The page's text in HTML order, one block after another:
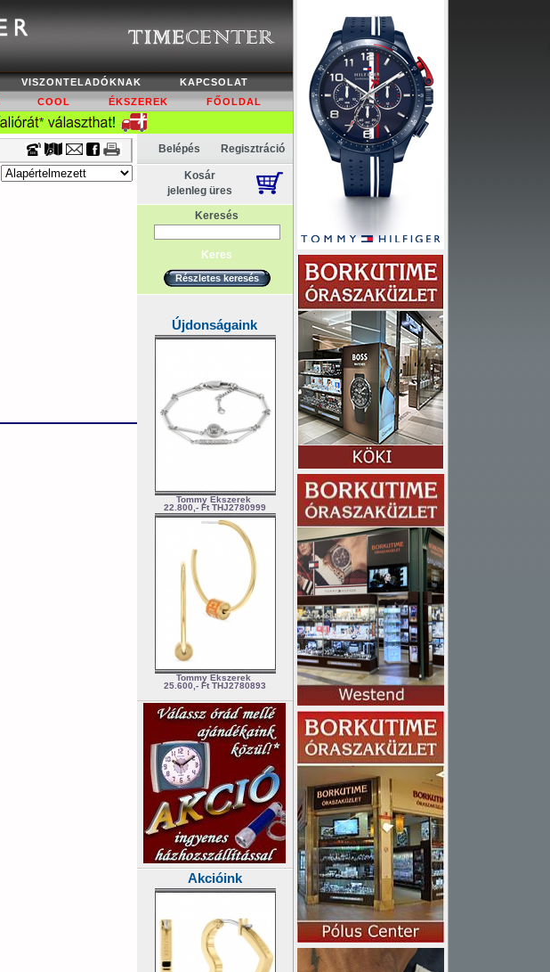
VISZONTELADÓKNAK
KAPCSOLAT
COOL ÉKSZEREK FŐOLDAL
Belépés Regisztráció
Kosár
jelenleg üres
Keresés
Részletes keresés
Újdonságaink
Tommy Ékszerek
22.800,- Ft THJ2780999
Tommy Ékszerek
25.600,- Ft THJ2780893
Akcióink